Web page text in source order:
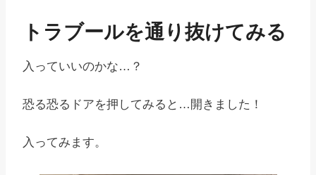
トラブールを通り抜けてみる
入っていいのかな…？
恐る恐るドアを押してみると…開きました！
入ってみます。